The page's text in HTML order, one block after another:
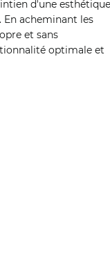
d'une esthétique
acheminant les
et sans
optimale et